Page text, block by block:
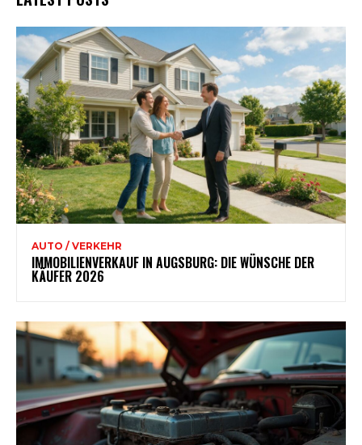
AUTO / VERKEHR
IMMOBILIENVERKAUF IN AUGSBURG: DIE WÜNSCHE DER
KÄUFER 2026